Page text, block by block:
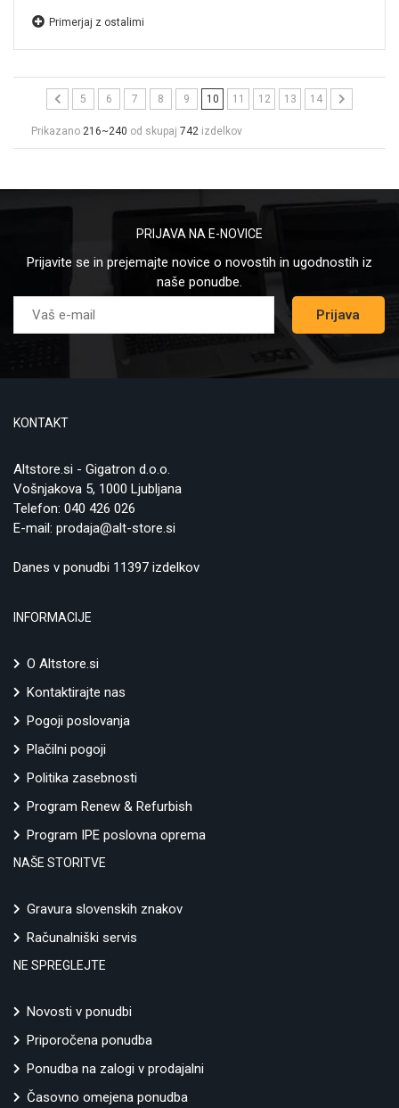
Primerjaj z ostalimi
5 6 7 8 9 10 11 12 13 14
Prikazano 216~240 od skupaj 742 izdelkov
PRIJAVA NA E-NOVICE
Prijavite se in prejemajte novice o novostih in ugodnostih iz
naše ponudbe.
Prijava
KONTAKT
Altstore.si - Gigatron d.o.o.
Vošnjakova 5, 1000 Ljubljana
Telefon: 040 426 026
E-mail: prodaja@alt-store.si
Danes v ponudbi 11397 izdelkov
INFORMACIJE
O Altstore.si
Kontaktirajte nas
Pogoji poslovanja
Plačilni pogoji
Politika zasebnosti
Program Renew & Refurbish
Program IPE poslovna oprema
NAŠE STORITVE
Gravura slovenskih znakov
Računalniški servis
NE SPREGLEJTE
Novosti v ponudbi
Priporočena ponudba
Ponudba na zalogi v prodajalni
Časovno omejena ponudba